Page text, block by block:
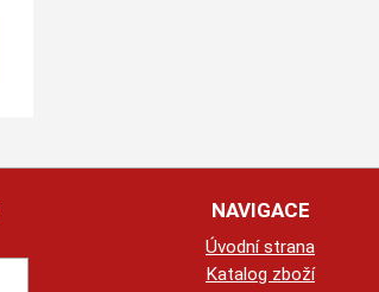
NAVIGACE
Úvodní strana
Katalog zboží